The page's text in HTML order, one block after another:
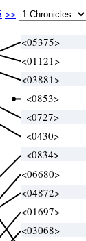
>>
<05375>
<01121>
<03881>
<0853>
<0727>
<0430>
<0834>
<06680>
<04872>
<01697>
<03068>